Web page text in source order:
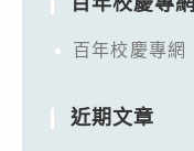
百年校慶專網
近期文章